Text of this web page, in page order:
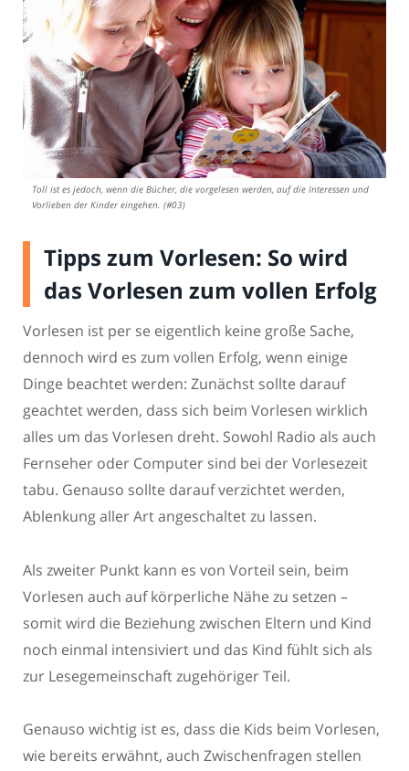
Toll ist es jedoch, wenn die Bücher, die vorgelesen werden, auf die Interessen und
Vorlieben der Kinder eingehen. (#03)
Tipps zum Vorlesen: So wird
das Vorlesen zum vollen Erfolg
Vorlesen ist per se eigentlich keine große Sache,
dennoch wird es zum vollen Erfolg, wenn einige
Dinge beachtet werden: Zunächst sollte darauf
geachtet werden, dass sich beim Vorlesen wirklich
alles um das Vorlesen dreht. Sowohl Radio als auch
Fernseher oder Computer sind bei der Vorlesezeit
tabu. Genauso sollte darauf verzichtet werden,
Ablenkung aller Art angeschaltet zu lassen.
Als zweiter Punkt kann es von Vorteil sein, beim
Vorlesen auch auf körperliche Nähe zu setzen –
somit wird die Beziehung zwischen Eltern und Kind
noch einmal intensiviert und das Kind fühlt sich als
zur Lesegemeinschaft zugehöriger Teil.
Genauso wichtig ist es, dass die Kids beim Vorlesen,
wie bereits erwähnt, auch Zwischenfragen stellen